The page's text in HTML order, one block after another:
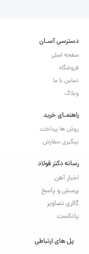
دسترسی آسـان
صفحه اصلی
فروشگاه
تماس با ما
وبلاگ
راهنمـای خرید
روش ها پرداخت
پیگیری سفارش
رسانه دکتر فولاد
اخبار آهن
پرسش و پاسخ
گالری تصاویر
پادکست
پل های ارتباطی